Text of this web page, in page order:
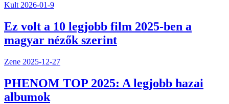
Kult 2026-01-9
Ez volt a 10 legjobb film 2025-ben a
magyar nézők szerint
Zene 2025-12-27
PHENOM TOP 2025: A legjobb hazai
albumok